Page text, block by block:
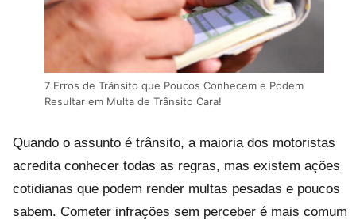
7 Erros de Trânsito que Poucos Conhecem e Podem
Resultar em Multa de Trânsito Cara!
Quando o assunto é trânsito, a maioria dos motoristas
acredita conhecer todas as regras, mas existem ações
cotidianas que podem render multas pesadas e poucos
sabem. Cometer infrações sem perceber é mais comum